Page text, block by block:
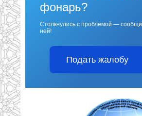
фонарь?
Столкнулись с проблемой —
ней!
Подать жалобу